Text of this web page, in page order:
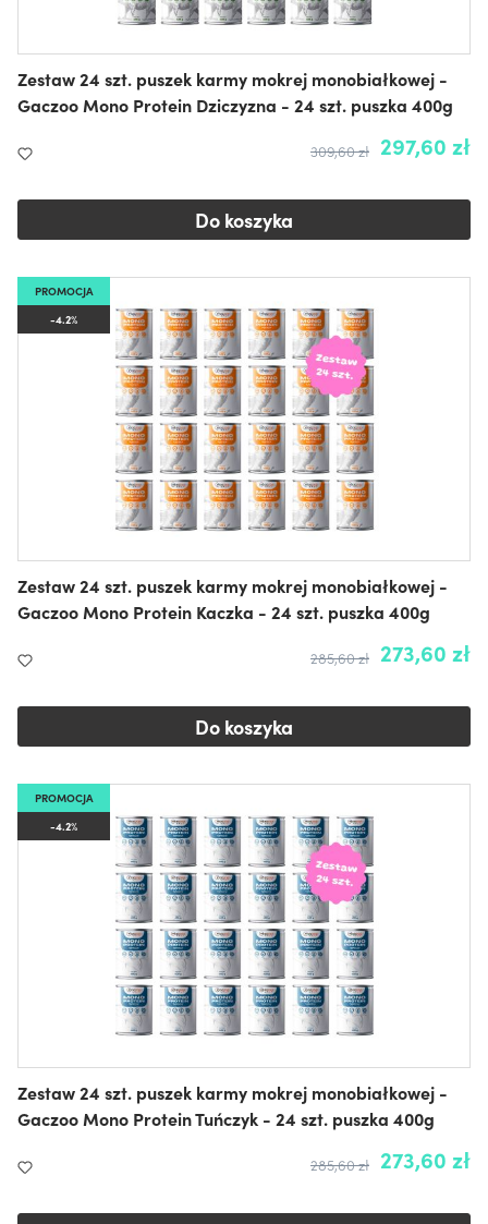
Zestaw 24 szt. puszek karmy mokrej monobiałkowej -
Gaczoo Mono Protein Dziczyzna - 24 szt. puszka 400g
297,60 zł
309,60 zł
Do koszyka
PROMOCJA
-4.2%
Zestaw 24 szt. puszek karmy mokrej monobiałkowej -
Gaczoo Mono Protein Kaczka - 24 szt. puszka 400g
273,60 zł
285,60 zł
Do koszyka
PROMOCJA
-4.2%
Zestaw 24 szt. puszek karmy mokrej monobiałkowej -
Gaczoo Mono Protein Tuńczyk - 24 szt. puszka 400g
273,60 zł
285,60 zł